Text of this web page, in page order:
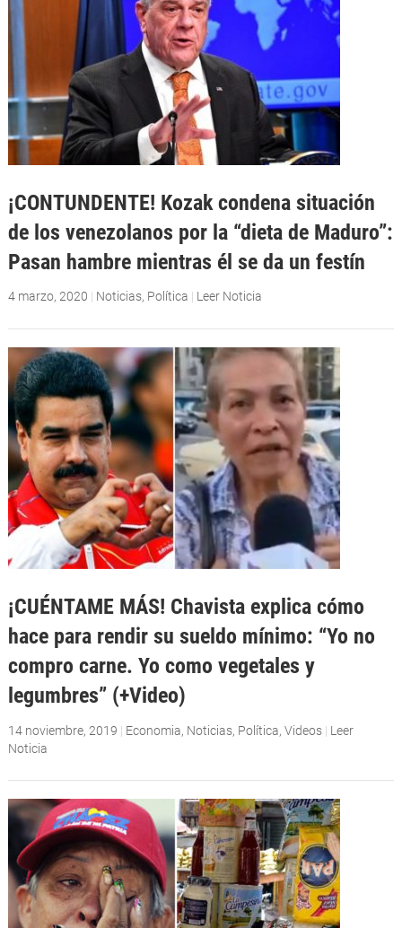
¡CONTUNDENTE! Kozak condena situación
de los venezolanos por la “dieta de Maduro”:
Pasan hambre mientras él se da un festín
4 marzo, 2020 | Noticias, Política | Leer Noticia
¡CUÉNTAME MÁS! Chavista explica cómo
hace para rendir su sueldo mínimo: “Yo no
compro carne. Yo como vegetales y
legumbres” (+Video)
14 noviembre, 2019 | Economia, Noticias, Política, Videos | Leer
Noticia